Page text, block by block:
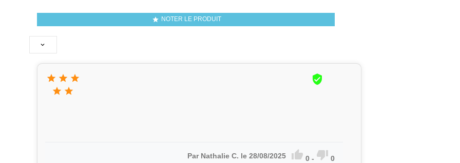
 NOTER LE PRODUIT

  
 

Par Nathalie C. le 28/08/2025  0 -  0